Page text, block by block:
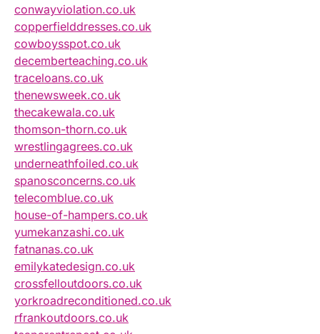
conwayviolation.co.uk
copperfielddresses.co.uk
cowboysspot.co.uk
decemberteaching.co.uk
traceloans.co.uk
thenewsweek.co.uk
thecakewala.co.uk
thomson-thorn.co.uk
wrestlingagrees.co.uk
underneathfoiled.co.uk
spanosconcerns.co.uk
telecomblue.co.uk
house-of-hampers.co.uk
yumekanzashi.co.uk
fatnanas.co.uk
emilykatedesign.co.uk
crossfelloutdoors.co.uk
yorkroadreconditioned.co.uk
rfrankoutdoors.co.uk